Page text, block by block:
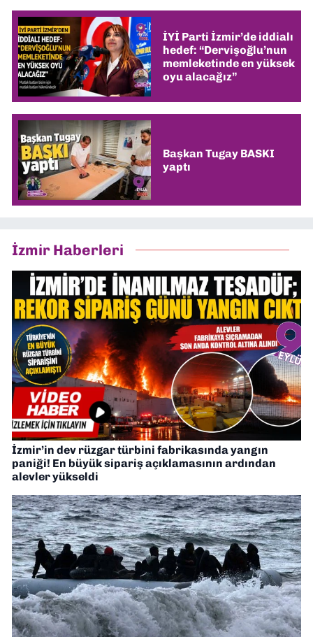
İYİ Parti İzmir’de iddialı
hedef: “Dervişoğlu’nun
memleketinde en yüksek
oyu alacağız”
Başkan Tugay BASKI
yaptı
İzmir Haberleri
İzmir’in dev rüzgar türbini fabrikasında yangın
paniği! En büyük sipariş açıklamasının ardından
alevler yükseldi